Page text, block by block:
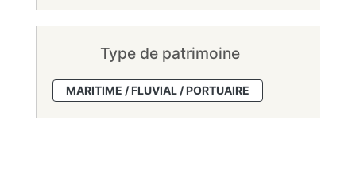
Type de patrimoine
MARITIME / FLUVIAL / PORTUAIRE